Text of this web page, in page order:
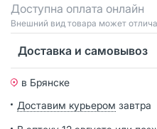
Доступна оплата онлайн
Bнешний вид товара может
Доставка и самовывоз
в Брянске
Доставим курьером завтра